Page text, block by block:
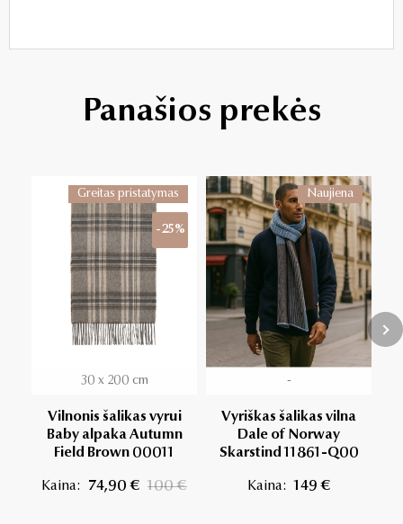
Panašios prekės
Greitas pristatymas
-25%
30 x 200 cm
Vilnonis šalikas vyrui
Baby alpaka Autumn
Field Brown 00011
Kaina: 74,90 € 100 €
Naujiena
-
Vyriškas šalikas vilna
Dale of Norway
Skarstind 11861-Q00
Kaina: 149 €